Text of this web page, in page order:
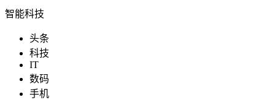
智能科技
头条
科技
IT
数码
手机